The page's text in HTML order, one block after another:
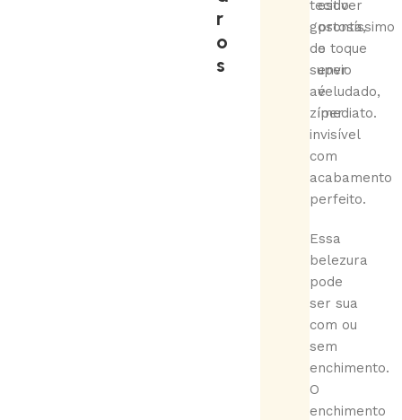
r
o
s
estiver
pronta,
o
envio
é
imediato.
tecido
gostosíssimo
de toque
super
aveludado,
zíper
invisível
com
acabamento
perfeito.
Essa
belezura
pode
ser sua
com ou
sem
enchimento.
O
enchimento